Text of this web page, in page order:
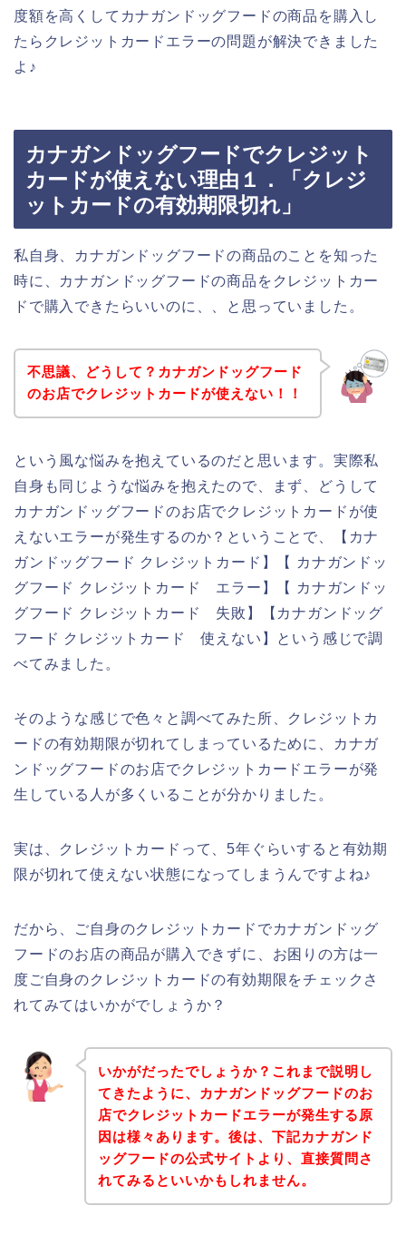
度額を高くしてカナガンドッグフードの商品を購入し
たらクレジットカードエラーの問題が解決できました
よ♪
カナガンドッグフードでクレジット
カードが使えない理由１．「クレジ
ットカードの有効期限切れ」
私自身、カナガンドッグフードの商品のことを知った
時に、カナガンドッグフードの商品をクレジットカー
ドで購入できたらいいのに、、と思っていました。
不思議、どうして？カナガンドッグフード
のお店でクレジットカードが使えない！！
という風な悩みを抱えているのだと思います。実際私
自身も同じような悩みを抱えたので、まず、どうして
カナガンドッグフードのお店でクレジットカードが使
えないエラーが発生するのか？ということで、【カナ
ガンドッグフード クレジットカード】【 カナガンドッ
グフード クレジットカード エラー】【 カナガンドッ
グフード クレジットカード 失敗】【カナガンドッグ
フード クレジットカード 使えない】という感じで調
べてみました。
そのような感じで色々と調べてみた所、クレジットカ
ードの有効期限が切れてしまっているために、カナガ
ンドッグフードのお店でクレジットカードエラーが発
生している人が多くいることが分かりました。
実は、クレジットカードって、5年ぐらいすると有効期
限が切れて使えない状態になってしまうんですよね♪
だから、ご自身のクレジットカードでカナガンドッグ
フードのお店の商品が購入できずに、お困りの方は一
度ご自身のクレジットカードの有効期限をチェックさ
れてみてはいかがでしょうか？
いかがだったでしょうか？これまで説明し
てきたように、カナガンドッグフードのお
店でクレジットカードエラーが発生する原
因は様々あります。後は、下記カナガンド
ッグフードの公式サイトより、直接質問さ
れてみるといいかもしれません。